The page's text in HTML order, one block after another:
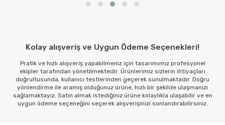
Kolay alışveriş ve Uygun Ödeme Seçenekleri!
Pratik ve hızlı alışveriş yapabilmeniz için tasarımımız profesyonel
ekipler tarafından yönetilmektedir. Ürünlerimiz sizlerin ihtiyaçları
doğrultusunda, kullanıcı testlerinden geçerek sunulmaktadır. Doğru
yönlendirme ile aramış olduğunuz ürüne, hızlı bir şekilde ulaşmanızı
sağlamaktayız. Satın almak istediğiniz ürüne kolaylıkla ulaşabilir ve en
uygun ödeme seçeneğini seçerek alışverişinizi sonlandırabilirsiniz.